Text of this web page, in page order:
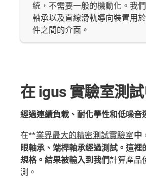
統，不需要一般的機動化。我
軸承以及直線滑軌導向裝置用
件之間的介面。
在 igus 實驗室測
經過連續負載、耐化學性和低噪音
在**業界最大的精密測試實驗室中
眼軸承、端桿軸承經過測試。這
規格。結果被輸入到我們計算產品
測。